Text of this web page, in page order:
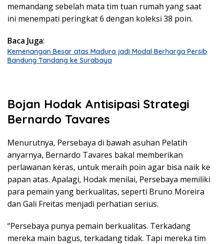
memandang sebelah mata tim tuan rumah yang saat
ini menempati peringkat 6 dengan koleksi 38 poin.
Baca Juga:
Kemenangan Besar atas Madura jadi Modal Berharga Persib
Bandung Tandang ke Surabaya
Bojan Hodak Antisipasi Strategi
Bernardo Tavares
Menurutnya, Persebaya di bawah asuhan Pelatih
anyarnya, Bernardo Tavares bakal memberikan
perlawanan keras, untuk meraih poin agar bisa naik ke
papan atas. Apalagi, Hodak menilai, Persebaya memiliki
para pemain yang berkualitas, seperti Bruno Moreira
dan Gali Freitas menjadi perhatian serius.
“Persebaya punya pemain berkualitas. Terkadang
mereka main bagus, terkadang tidak. Tapi mereka tim